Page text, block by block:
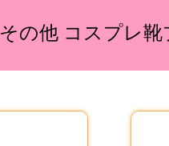
その他 コスプレ靴